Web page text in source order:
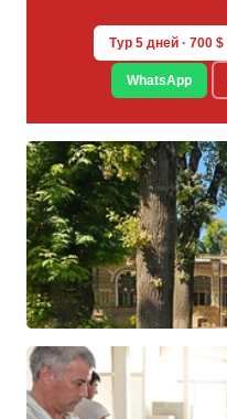
Тур 5 дней · 700 $
WhatsApp